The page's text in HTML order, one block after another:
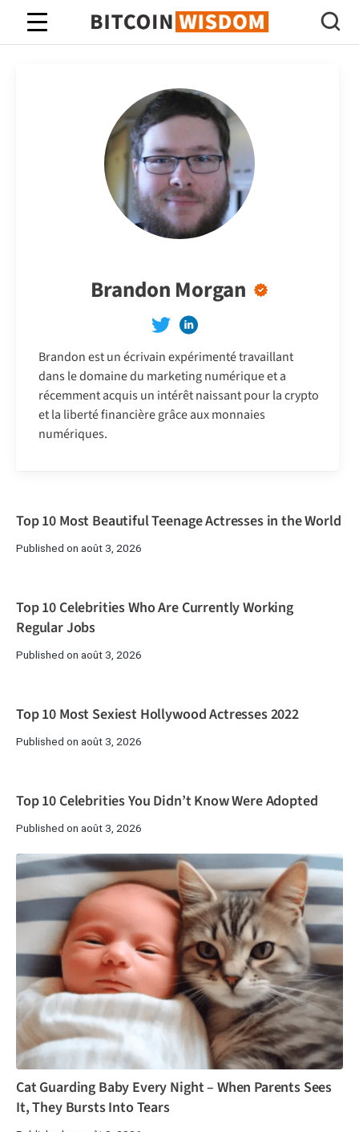
Bitcoin Sagesse
Brandon Morgan
Brandon est un écrivain expérimenté travaillant
dans le domaine du marketing numérique et a
récemment acquis un intérêt naissant pour la crypto
et la liberté financière grâce aux monnaies
numériques.
Top 10 Most Beautiful Teenage Actresses in the World
Published on août 3, 2026
Top 10 Celebrities Who Are Currently Working
Regular Jobs
Published on août 3, 2026
Top 10 Most Sexiest Hollywood Actresses 2022
Published on août 3, 2026
Top 10 Celebrities You Didn’t Know Were Adopted
Published on août 3, 2026
Cat Guarding Baby Every Night – When Parents Sees
It, They Bursts Into Tears